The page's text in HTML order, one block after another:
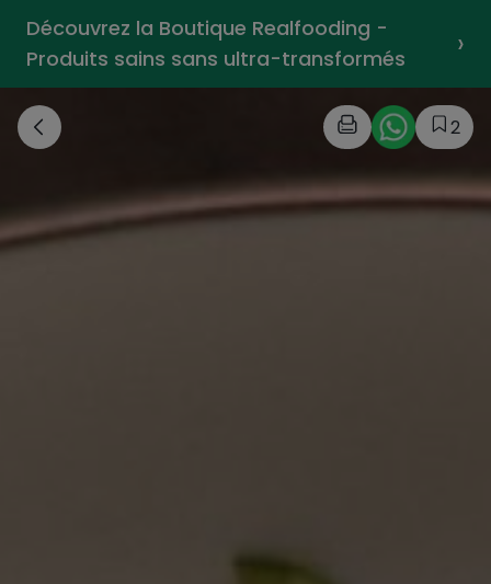
Découvrez la Boutique Realfooding -
Produits sains sans ultra-transformés
›
2